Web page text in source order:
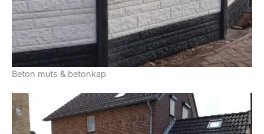
Beton muts & betonkap